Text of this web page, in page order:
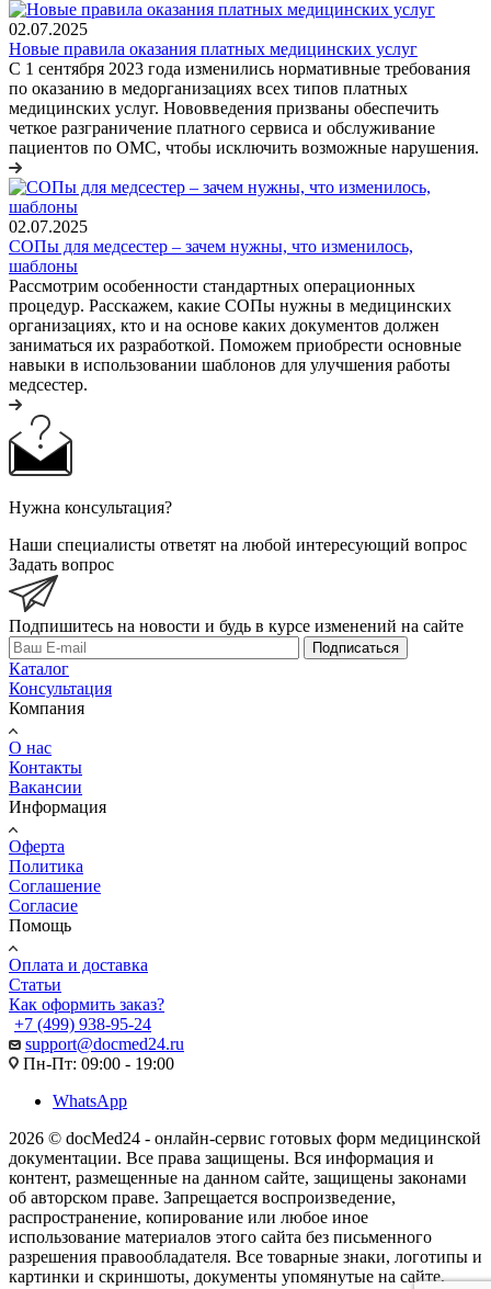
02.07.2025
Новые правила оказания платных медицинских услуг
С 1 сентября 2023 года изменились нормативные требования
по оказанию в медорганизациях всех типов платных
медицинских услуг. Нововведения призваны обеспечить
четкое разграничение платного сервиса и обслуживание
пациентов по ОМС, чтобы исключить возможные нарушения.
02.07.2025
СОПы для медсестер – зачем нужны, что изменилось,
шаблоны
Рассмотрим особенности стандартных операционных
процедур. Расскажем, какие СОПы нужны в медицинских
организациях, кто и на основе каких документов должен
заниматься их разработкой. Поможем приобрести основные
навыки в использовании шаблонов для улучшения работы
медсестер.
Нужна консультация?
Наши специалисты ответят на любой интересующий вопрос
Задать вопрос
Подпишитесь на новости и будь в курсе изменений на сайте
Подписаться
Каталог
Консультация
Компания
О нас
Контакты
Вакансии
Информация
Оферта
Политика
Соглашение
Согласие
Помощь
Оплата и доставка
Статьи
Как оформить заказ?
+7 (499) 938-95-24
support@docmed24.ru
Пн-Пт: 09:00 - 19:00
WhatsApp
2026 © docMed24 - онлайн-сервис готовых форм медицинской
документации. Все права защищены. Вся информация и
контент, размещенные на данном сайте, защищены законами
об авторском праве. Запрещается воспроизведение,
распространение, копирование или любое иное
использование материалов этого сайта без письменного
разрешения правообладателя. Все товарные знаки, логотипы и
картинки и скриншоты, документы упомянутые на сайте,